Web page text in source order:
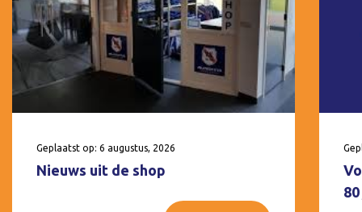
Geplaatst op: 6 augustus, 2026
Nieuws uit de shop